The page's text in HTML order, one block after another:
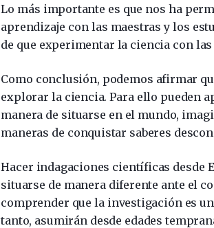
Lo más importante es que nos ha
aprendizaje con las maestras y los
de que experimentar la ciencia con
Como conclusión, podemos afirmar
explorar la ciencia. Para ello pueden
manera de situarse en el mundo,
maneras de conquistar saberes
Hacer indagaciones científicas desde
situarse de manera diferente ante el
comprender que la investigación es
tanto, asumirán desde edades